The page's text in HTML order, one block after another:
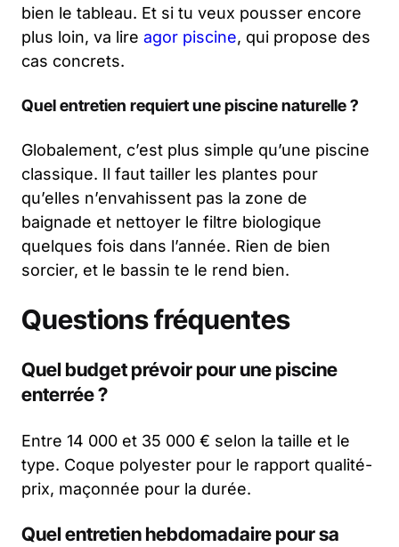
bien le tableau. Et si tu veux pousser encore
plus loin, va lire agor piscine, qui propose des
cas concrets.
Quel entretien requiert une piscine naturelle ?
Globalement, c’est plus simple qu’une piscine
classique. Il faut tailler les plantes pour
qu’elles n’envahissent pas la zone de
baignade et nettoyer le filtre biologique
quelques fois dans l’année. Rien de bien
sorcier, et le bassin te le rend bien.
Questions fréquentes
Quel budget prévoir pour une piscine
enterrée ?
Entre 14 000 et 35 000 € selon la taille et le
type. Coque polyester pour le rapport qualité-
prix, maçonnée pour la durée.
Quel entretien hebdomadaire pour sa